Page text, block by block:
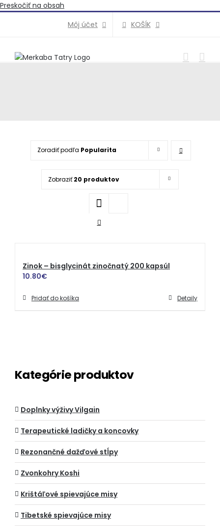
Preskočiť na obsah
Môj účet
KOŠÍK
Zoradiť podľa Popularita
Zobraziť20 produktov
Zinok – bisglycinát zinočnatý 200 kapsúl
10.80€
Pridať do košíka Detaily
Kategórie produktov
Doplnky výživy Vilgain
Terapeutické ladičky a koncovky
Rezonančné dažďové stĺpy
Zvonkohry Koshi
Krištáľové spievajúce misy
Tibetské spievajúce misy